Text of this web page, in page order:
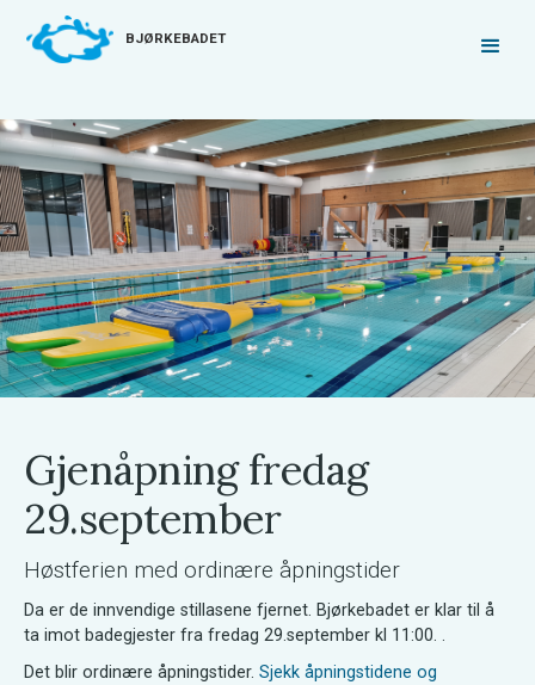
BJØRKEBADET
Gjenåpning fredag
29.september
Høstferien med ordinære åpningstider
Da er de innvendige stillasene fjernet. Bjørkebadet er klar til å
ta imot badegjester fra fredag 29.september kl 11:00. .
Det blir ordinære åpningstider. Sjekk åpningstidene og